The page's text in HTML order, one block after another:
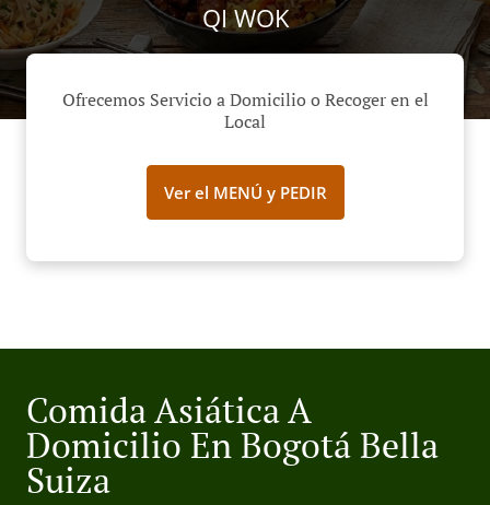
QI WOK
Ofrecemos Servicio a Domicilio o Recoger en el
Local
Ver el MENÚ y PEDIR
Comida Asiática A
Domicilio En Bogotá Bella
Suiza